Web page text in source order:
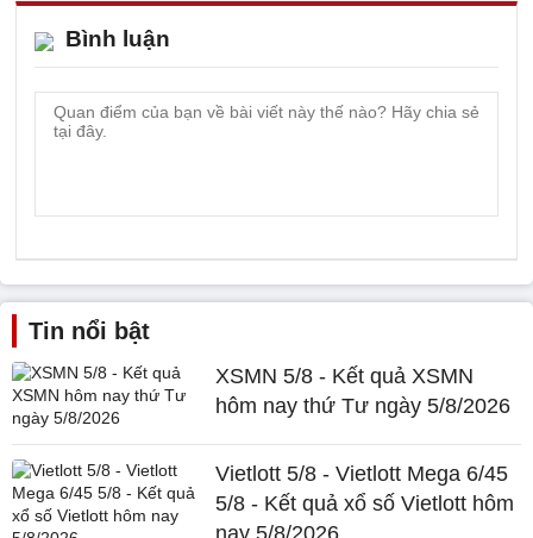
Bình luận
Tin nổi bật
XSMN 5/8 - Kết quả XSMN
hôm nay thứ Tư ngày 5/8/2026
Vietlott 5/8 - Vietlott Mega 6/45
5/8 - Kết quả xổ số Vietlott hôm
nay 5/8/2026